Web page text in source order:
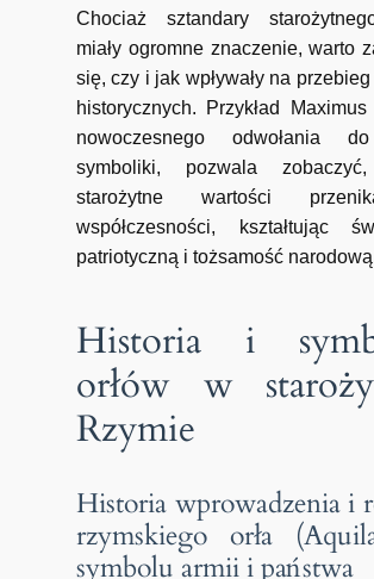
Chociaż sztandary
miały ogromne znaczenie, warto
się, czy i jak wpływały na
historycznych. Przykład
nowoczesnego odwołania
symboliki, pozwala
starożytne wartości
współczesności, kształtując
patriotyczną i tożsamość
Historia i
orłów w
Rzymie
Historia wprowadzenia i
rzymskiego orła
symbolu armii i państwa